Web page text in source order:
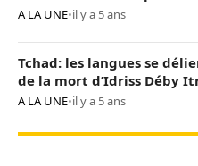
A LA UNE•il y a 5 ans
Tchad: les langues se
de la mort d’Idriss Déby
A LA UNE•il y a 5 ans